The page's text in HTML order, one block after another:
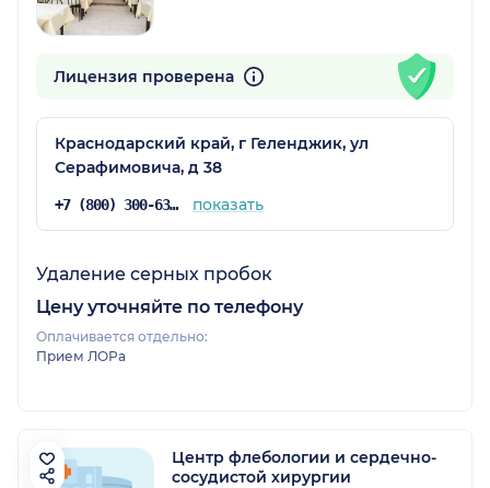
Лицензия проверена
Краснодарский край, г Геленджик, ул
Серафимовича, д 38
+7 (800) 300-63-42 показать
Удаление серных пробок
Цену уточняйте по телефону
Оплачивается отдельно:
Прием ЛОРа
Центр флебологии и сердечно-
сосудистой хирургии